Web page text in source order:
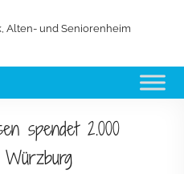
Alten- und Seniorenheim
spendet 2.000